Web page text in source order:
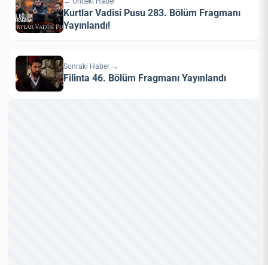
Kurtlar Vadisi Pusu 283. Bölüm Fragmanı
Yayınlandı!
Sonraki Haber →
Filinta 46. Bölüm Fragmanı Yayınlandı